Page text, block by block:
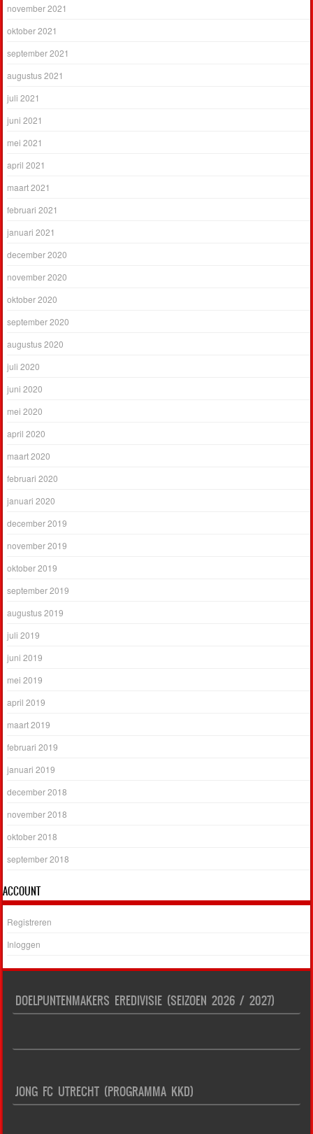
november 2021
oktober 2021
september 2021
augustus 2021
juli 2021
juni 2021
mei 2021
april 2021
maart 2021
februari 2021
januari 2021
december 2020
november 2020
oktober 2020
september 2020
augustus 2020
juli 2020
juni 2020
mei 2020
april 2020
maart 2020
februari 2020
januari 2020
december 2019
november 2019
oktober 2019
september 2019
augustus 2019
juli 2019
juni 2019
mei 2019
april 2019
maart 2019
februari 2019
januari 2019
december 2018
november 2018
oktober 2018
september 2018
ACCOUNT
Registreren
Inloggen
DOELPUNTENMAKERS EREDIVISIE (SEIZOEN 2026 / 2027)
JONG FC UTRECHT (PROGRAMMA KKD)